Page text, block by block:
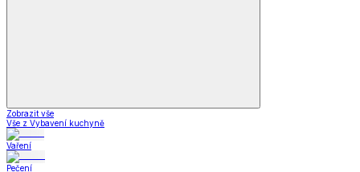
Zobrazit vše
Vše z Vybavení kuchyně
Vaření
Pečení